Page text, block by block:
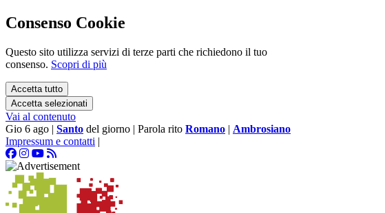
Consenso Cookie
Questo sito utilizza servizi di terze parti che richiedono il tuo
consenso. Scopri di più
Accetta tutto
Accetta selezionati
Vai al contenuto
Gio 6 ago | Santo del giorno | Parola rito Romano | Ambrosiano
Impressum e contatti |